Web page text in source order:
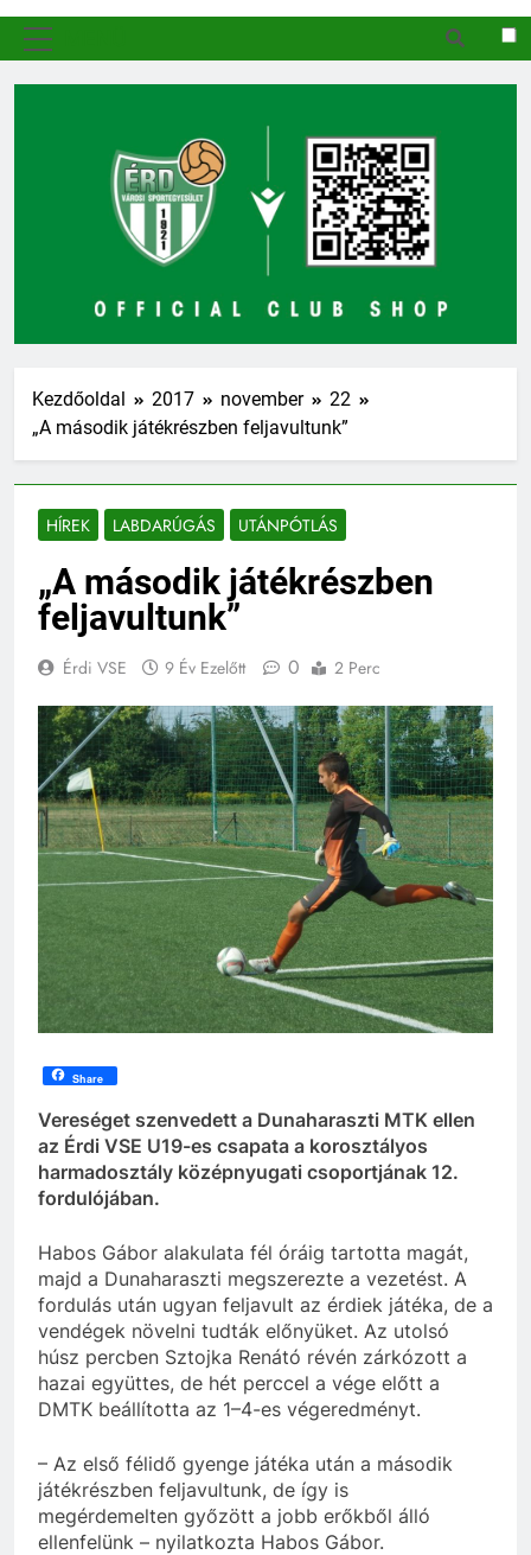
Kezdőoldal 2017 november
22
„A második játékrészben feljavultunk”
HÍREK LABDARÚGÁS UTÁNPÓTLÁS
„A második játékrészben
feljavultunk”
Érdi VSE 9 Év Ezelőtt 0 2 Perc
Share
Vereséget szenvedett a Dunaharaszti MTK ellen
az Érdi VSE U19-es csapata a korosztályos
harmadosztály középnyugati csoportjának 12.
fordulójában.
Habos Gábor alakulata fél óráig tartotta magát,
majd a Dunaharaszti megszerezte a vezetést. A
fordulás után ugyan feljavult az érdiek játéka, de a
vendégek növelni tudták előnyüket. Az utolsó
húsz percben Sztojka Renátó révén zárkózott a
hazai együttes, de hét perccel a vége előtt a
DMTK beállította az 1–4-es végeredményt.
– Az első félidő gyenge játéka után a második
játékrészben feljavultunk, de így is
megérdemelten győzött a jobb erőkből álló
ellenfelünk – nyilatkozta Habos Gábor.